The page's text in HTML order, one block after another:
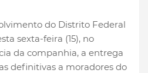
do Distrito Federal
sexta-feira (15), no
da companhia, a entrega
definitivas a moradores do